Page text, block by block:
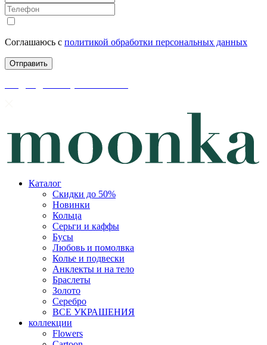
Соглашаюсь с политикой обработки персональных данных
Каталог
Скидки до 50%
Новинки
Кольца
Серьги и каффы
Бусы
Любовь и помолвка
Колье и подвески
Анклекты и на тело
Браслеты
Золото
Серебро
ВСЕ УКРАШЕНИЯ
коллекции
Flowers